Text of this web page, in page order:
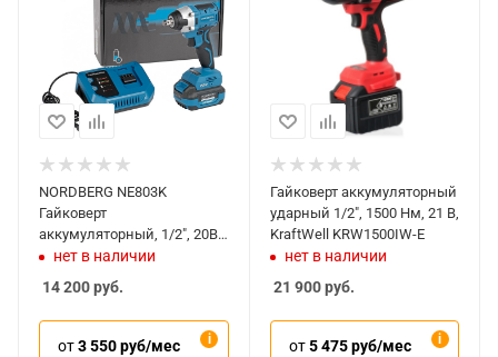
NORDBERG NE803K
Гайковерт
аккумуляторный, 1/2", 20В,
300Нм с 4A акк. и зар. уст-
нет в наличии
14 200руб.
от3 550 руб/мес
Гайковерт аккумуляторный
ударный 1/2", 1500 Нм, 21 В,
KraftWell KRW1500IW-E
нет в наличии
21 900руб.
от5 475 руб/мес